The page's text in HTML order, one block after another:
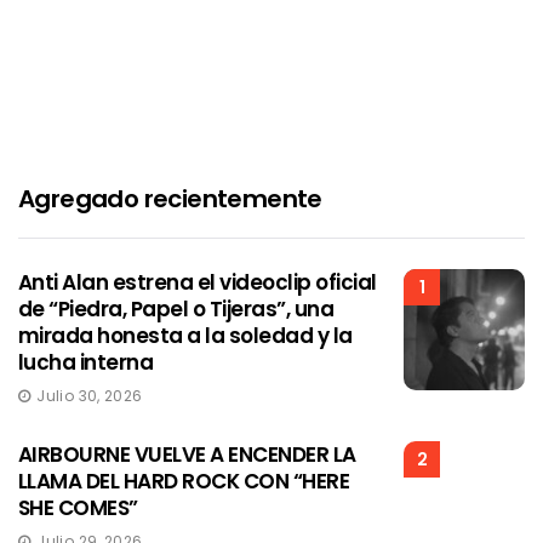
Agregado recientemente
1
Anti Alan estrena el videoclip oficial
de “Piedra, Papel o Tijeras”, una
mirada honesta a la soledad y la
lucha interna
Julio 30, 2026
2
AIRBOURNE VUELVE A ENCENDER LA
LLAMA DEL HARD ROCK CON “HERE
SHE COMES”